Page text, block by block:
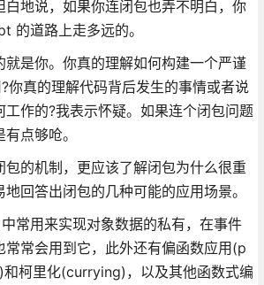
白地说，如果你连闭包也弄不明白，你
的道路上走多远的。
就是你。你真的理解如何构建一个严谨
真的理解代码背后发生的事情或者说
工作的?我表示怀疑。如果连个闭包问题
点够呛。
包的机制，更应该了解闭包为什么很重
回答出闭包的几种可能的应用场景。
常用来实现对象数据的私有，在事件
常常会用到它，此外还有偏函数应用(p
柯里化(currying)，以及其他函数式编